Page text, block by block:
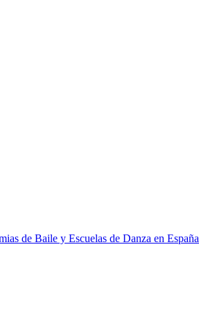
de Baile y Escuelas de Danza en España